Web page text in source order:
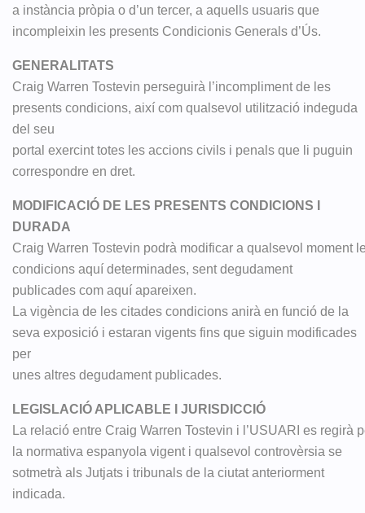
a instància pròpia o d’un tercer, a aquells usuaris que
incompleixin les presents Condicionis Generals d’Ús.
GENERALITATS
Craig Warren Tostevin perseguirà l’incompliment de les
presents condicions, així com qualsevol utilització indeguda
del seu
portal exercint totes les accions civils i penals que li puguin
correspondre en dret.
MODIFICACIÓ DE LES PRESENTS CONDICIONS I
DURADA
Craig Warren Tostevin podrà modificar a qualsevol moment
condicions aquí determinades, sent degudament
publicades com aquí apareixen.
La vigència de les citades condicions anirà en funció de la
seva exposició i estaran vigents fins que siguin modificades
per
unes altres degudament publicades.
LEGISLACIÓ APLICABLE I JURISDICCIÓ
La relació entre Craig Warren Tostevin i l’USUARI es regirà
la normativa espanyola vigent i qualsevol controvèrsia se
sotmetrà als Jutjats i tribunals de la ciutat anteriorment
indicada.